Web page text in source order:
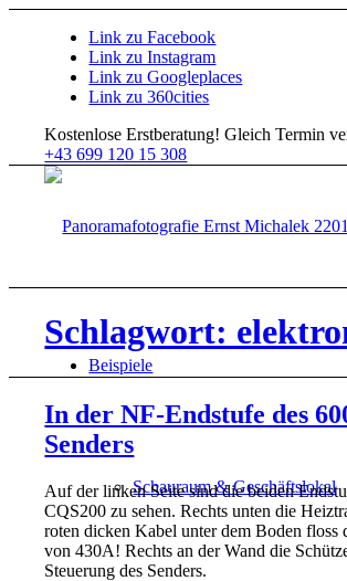
Link zu Facebook
Link zu Instagram
Link zu Googleplaces
Link zu 360cities
Kostenlose Erstberatung! Gleich Termin
+43 699 120 15 308
Beispiele
Schauraum & Geschäftslokal
Schlagwort:
In der NF-Endstufe des
Senders
Auf der linken Seite sind die beiden
CQS200 zu sehen. Rechts unten die
roten dicken Kabel unter dem Boden floss
von 430A! Rechts an der Wand die
Steuerung des Senders.